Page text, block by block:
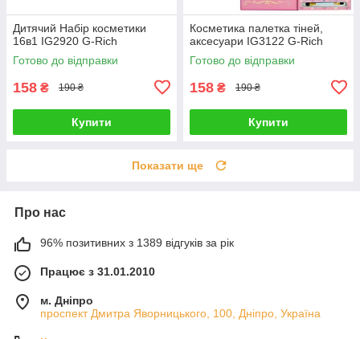
Дитячий Набір косметики
16в1 IG2920 G-Rich
Готово до відправки
158 ₴ 190 ₴
Купити
Косметика палетка тіней,
аксесуари IG3122 G-Rich
Готово до відправки
158 ₴ 190 ₴
Купити
Показати ще
Про нас
96% позитивних з 1389 відгуків за рік
Працює з 31.01.2010
м. Дніпро
проспект Дмитра Яворницького, 100, Дніпро, Україна